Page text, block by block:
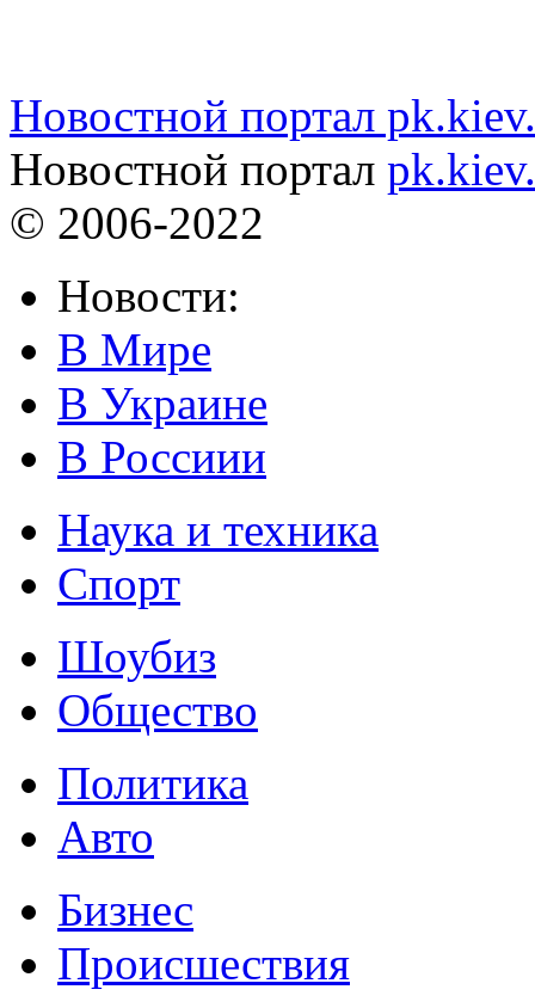
Новостной портал
Новостной портал
© 2006-2022
Новости:
В Мире
В Украине
В Россиии
Наука и техника
Спорт
Шоубиз
Общество
Политика
Авто
Бизнес
Происшествия